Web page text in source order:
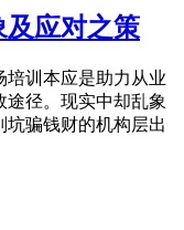
应对之策
培训本应是助力从业
径。现实中却乱象
骗钱财的机构层出